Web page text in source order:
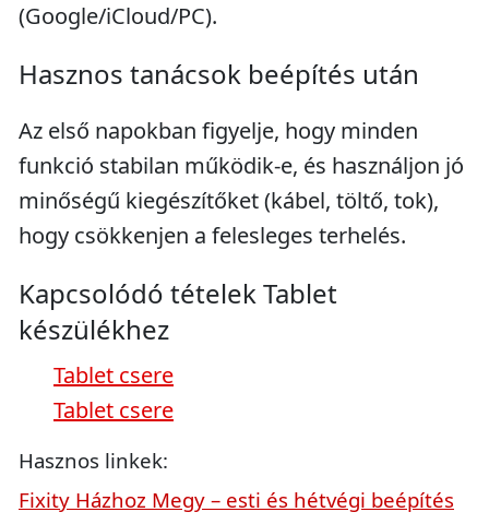
(Google/iCloud/PC).
Hasznos tanácsok beépítés után
Az első napokban figyelje, hogy minden
funkció stabilan működik-e, és használjon jó
minőségű kiegészítőket (kábel, töltő, tok),
hogy csökkenjen a felesleges terhelés.
Kapcsolódó tételek Tablet
készülékhez
Tablet csere
Tablet csere
Hasznos linkek:
Fixity Házhoz Megy – esti és hétvégi beépítés